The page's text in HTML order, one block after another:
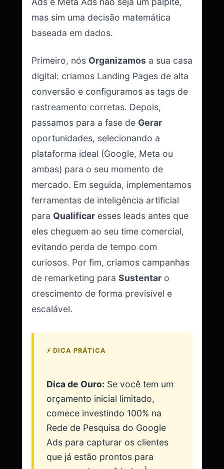
mas sim uma decisão matemática
baseada em dados.
Primeiro, nós Organizamos a sua casa
digital: criamos Landing Pages de alta
conversão e configuramos as tags de
rastreamento corretas. Depois,
passamos para a fase de Gerar
oportunidades, selecionando a
plataforma ideal (Google, Meta ou
ambas) para o seu momento de
mercado. Em seguida, implementamos
ferramentas de inteligência artificial
para Qualificar esses leads antes que
eles cheguem ao seu time comercial,
evitando perda de tempo com
curiosos. Por fim, criamos campanhas
de remarketing para Sustentar o
crescimento de forma previsível e
escalável.
⚡ DICA PRÁTICA
Dica de Ouro: Se você tem um
orçamento inicial limitado,
comece investindo 100% na
Rede de Pesquisa do Google
Ads para capturar os clientes
que já estão prontos para